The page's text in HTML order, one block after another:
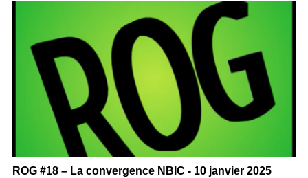
ROG #18 – La convergence NBIC - 10 janvier 2025